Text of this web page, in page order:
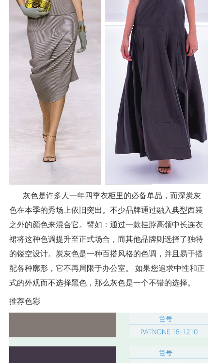
灰色是许多人一年四季衣柜里的必备单品，而深炭灰
色在本季的秀场上依旧突出。不少品牌通过融入典型西装
之外的颜色来混合它。譬如：通过一款挂脖高领中长连衣
裙将这种色调提升至正式场合，而其他品牌则选择了独特
的镂空设计。炭灰色是一种百搭风格的色调，并且易于搭
配各种廓形，它不再局限于办公室。 如果您追求中性和正
式的外观而不选择黑色，那么灰色是一个不错的选择。
推荐色彩